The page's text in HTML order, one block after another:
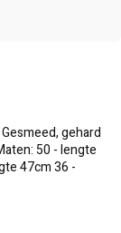
gehard
50 - lengte
47cm 36 -